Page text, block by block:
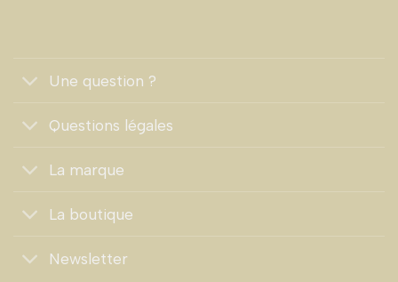
Une question ?
Questions légales
La marque
La boutique
Newsletter